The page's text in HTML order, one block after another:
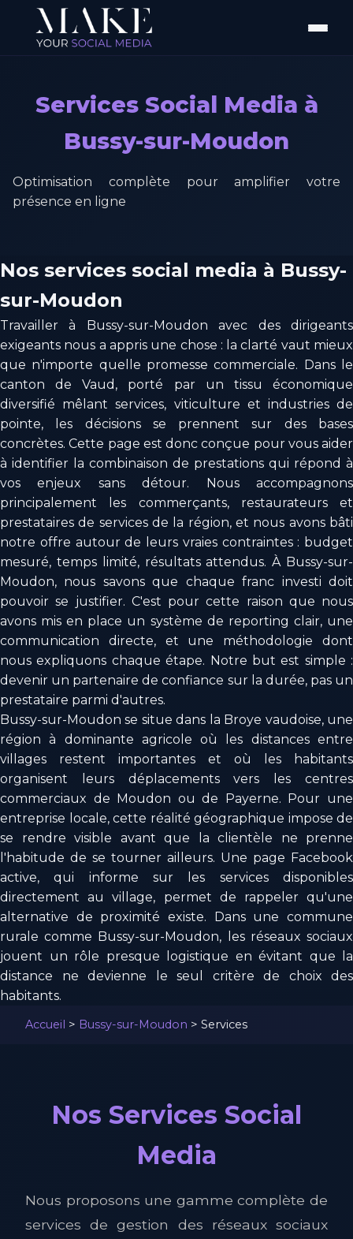
Services Social Media à
Bussy-sur-Moudon
Optimisation complète pour amplifier votre
présence en ligne
Nos services social media à Bussy-
sur-Moudon
Travailler à Bussy-sur-Moudon avec des dirigeants
exigeants nous a appris une chose : la clarté vaut mieux
que n'importe quelle promesse commerciale. Dans le
canton de Vaud, porté par un tissu économique
diversifié mêlant services, viticulture et industries de
pointe, les décisions se prennent sur des bases
concrètes. Cette page est donc conçue pour vous aider
à identifier la combinaison de prestations qui répond à
vos enjeux sans détour. Nous accompagnons
principalement les commerçants, restaurateurs et
prestataires de services de la région, et nous avons bâti
notre offre autour de leurs vraies contraintes : budget
mesuré, temps limité, résultats attendus. À Bussy-sur-
Moudon, nous savons que chaque franc investi doit
pouvoir se justifier. C'est pour cette raison que nous
avons mis en place un système de reporting clair, une
communication directe, et une méthodologie dont
nous expliquons chaque étape. Notre but est simple :
devenir un partenaire de confiance sur la durée, pas un
prestataire parmi d'autres.
Bussy-sur-Moudon se situe dans la Broye vaudoise, une
région à dominante agricole où les distances entre
villages restent importantes et où les habitants
organisent leurs déplacements vers les centres
commerciaux de Moudon ou de Payerne. Pour une
entreprise locale, cette réalité géographique impose de
se rendre visible avant que la clientèle ne prenne
l'habitude de se tourner ailleurs. Une page Facebook
active, qui informe sur les services disponibles
directement au village, permet de rappeler qu'une
alternative de proximité existe. Dans une commune
rurale comme Bussy-sur-Moudon, les réseaux sociaux
jouent un rôle presque logistique en évitant que la
distance ne devienne le seul critère de choix des
habitants.
Accueil > Bussy-sur-Moudon > Services
Nos Services Social
Media
Nous proposons une gamme complète de
services de gestion des réseaux sociaux